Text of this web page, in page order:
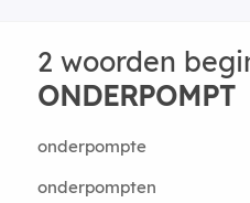
2 woorden
ONDERPOMPT
onderpompte
onderpompten